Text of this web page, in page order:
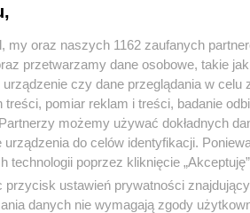
my oraz naszych 1162 zaufanych
przetwarzamy dane osobowe, takie
czy dane przeglądania w celu
pomiar reklam i treści, badanie
możemy używać dokładnych
do celów identyfikacji.
technologii poprzez kliknięcie
przycisk ustawień prywatności
danych nie wymagają zgody